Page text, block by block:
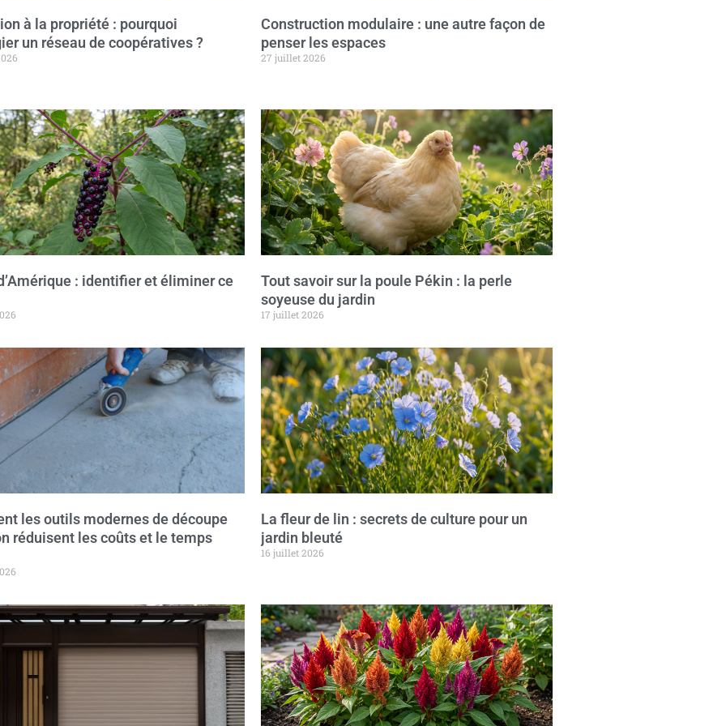
à la propriété : pourquoi
un réseau de coopératives ?
Construction modulaire : une autre façon de
penser les espaces
27 juillet 2026
: identifier et éliminer ce
Tout savoir sur la poule Pékin : la perle
soyeuse du jardin
17 juillet 2026
les outils modernes de découpe
réduisent les coûts et le temps
La fleur de lin : secrets de culture pour un
jardin bleuté
16 juillet 2026